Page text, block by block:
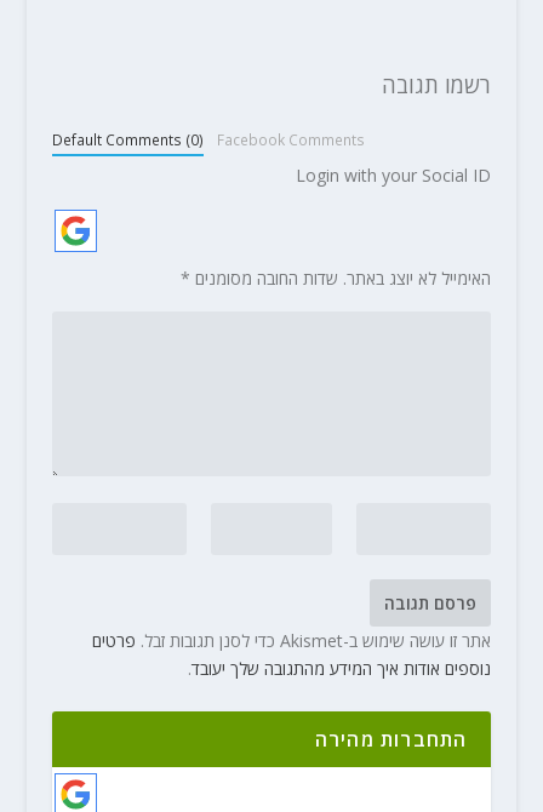
רשמו תגובה
Default Comments (0) Facebook Comments
Login with your Social ID
האימייל לא יוצג באתר. שדות החובה מסומנים *
אתר זו עושה שימוש ב-Akismet כדי לסנן תגובות זבל.
פרטים
נוספים אודות איך המידע מהתגובה שלך יעובד.
התחברות מהירה